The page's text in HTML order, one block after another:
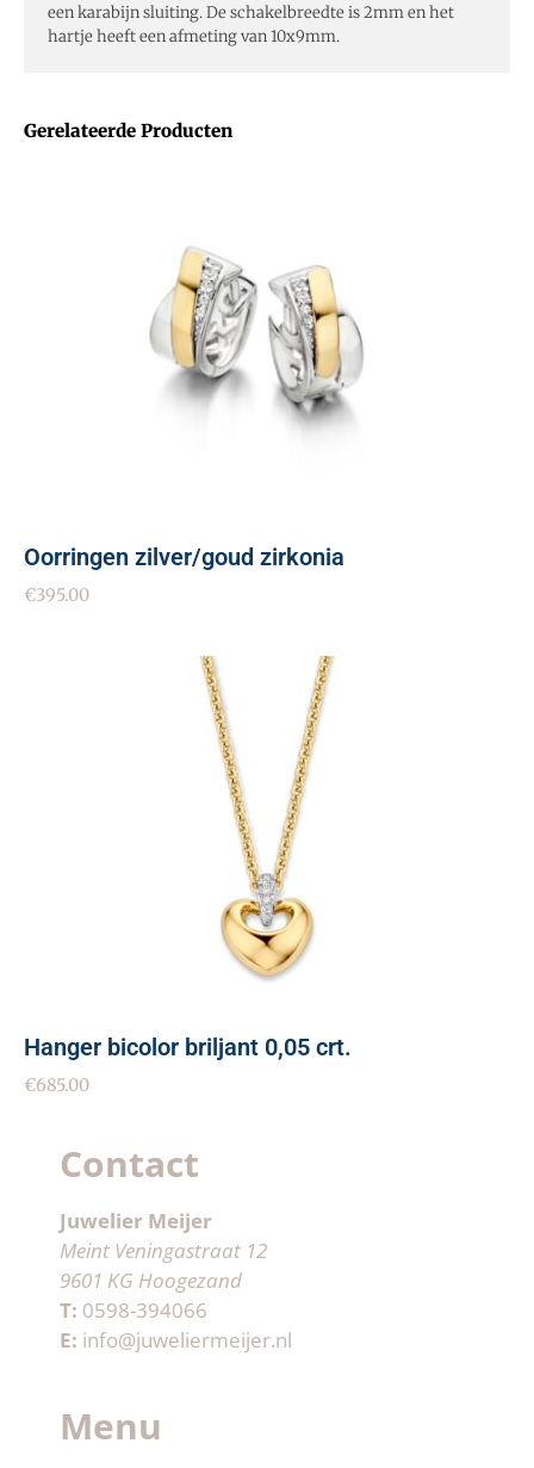
Gerelateerde Producten
Oorringen zilver/goud zirkonia
€395.00
Hanger bicolor briljant 0,05 crt.
€685.00
een karabijn sluiting. De schakelbreedte is 2mm en het
hartje heeft een afmeting van 10x9mm.
Contact
Juwelier Meijer
Meint Veningastraat 12
9601 KG Hoogezand
T: 0598-394066
E: info@juweliermeijer.nl
Menu